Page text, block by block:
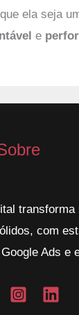
ela seja
e
transforma
com
Ads e